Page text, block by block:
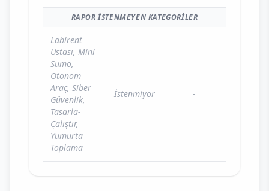
RAPOR İSTENMEYEN KATEGORILER
Labirent
Ustası, Mini
Sumo,
Otonom
Araç, Siber
Güvenlik,
Tasarla-
Çalıştır,
Yumurta
Toplama
İstenmiyor -